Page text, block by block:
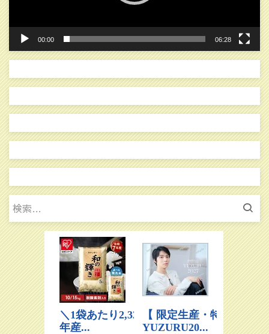
ー
00:00 06:28
検
索: